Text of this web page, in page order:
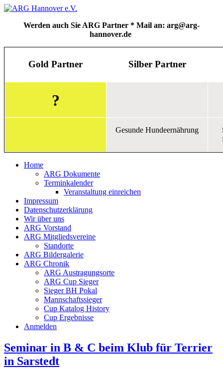
Werden auch Sie ARG Partner * Mail an: arg@arg-
hannover.de
Gold Partner Silber Partner
?
Gesunde Hundeernährung
Home
ARG Dokumente
Terminkalender
Veranstaltung einreichen
Impressum
Datenschutzerklärung
Wir über uns
ARG Vorstand
ARG Mitgliedsvereine
Standorte
ARG Bildergalerie
ARG Chronik
ARG Austragungsorte
ARG Cup Sieger
Sieger BH Pokal
Mannschaftssieger
Cup Katalog History
Cup Ergebnisse
Anmelden
Seminar in B & C beim Klub für Terrier
in Sarstedt